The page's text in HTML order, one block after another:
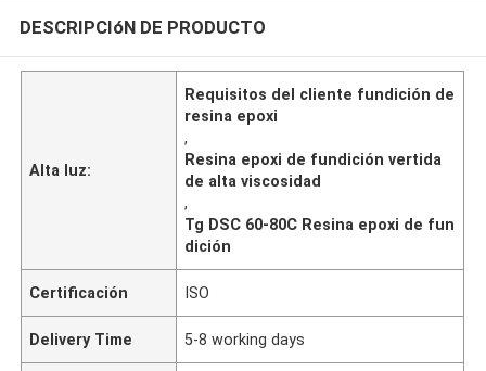
DESCRIPCIóN DE PRODUCTO
Alta luz:
Requisitos del cliente fundición de
resina epoxi
,
Resina epoxi de fundición vertida
de alta viscosidad
,
Tg DSC 60-80C Resina epoxi de fun
dición
Certificación ISO
Delivery Time 5-8 working days